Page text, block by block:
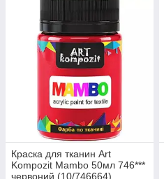
Краска для тканин Art
Kompozit Mambo 50мл 746***
червоний (10/746664)